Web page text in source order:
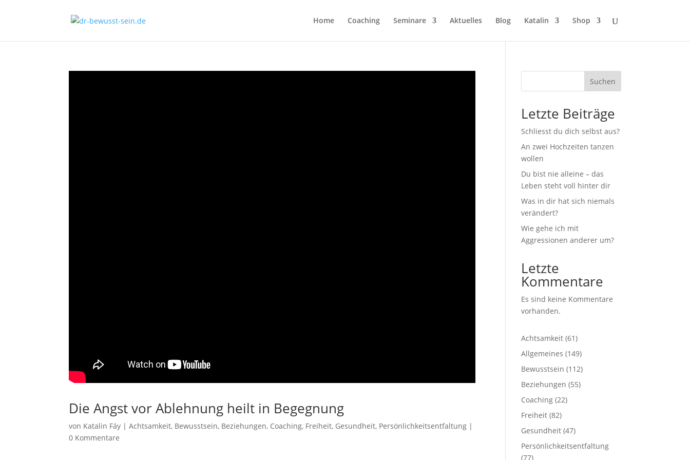
Home Coaching Seminare Aktuelles Blog Katalin Shop
Die Angst vor Ablehnung heilt in Begegnung
von Katalin Fáy |Achtsamkeit, Bewusstsein, Beziehungen, Coaching, Freiheit, Gesundheit, Persönlichkeitsentfaltung |
0 Kommentare
Suchen
Letzte Beiträge
Schliesst du dich selbst aus?
An zwei Hochzeiten tanzen
wollen
Du bist nie alleine – das
Leben steht voll hinter dir
Was in dir hat sich niemals
verändert?
Wie gehe ich mit
Aggressionen anderer um?
Letzte
Kommentare
Es sind keine Kommentare
vorhanden.
Achtsamkeit (61)
Allgemeines (149)
Bewusstsein (112)
Beziehungen (55)
Coaching (22)
Freiheit (82)
Gesundheit (47)
Persönlichkeitsentfaltung
(77)